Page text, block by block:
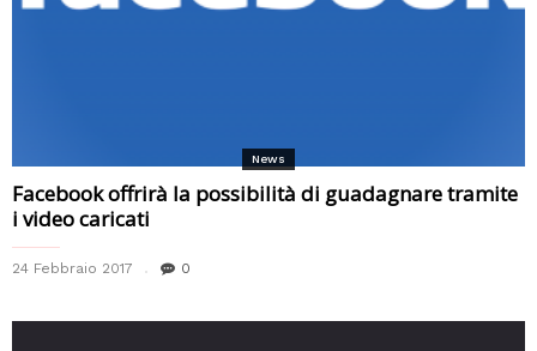
News
Facebook offrirà la possibilità di guadagnare tramite
i video caricati
24 Febbraio 2017 0